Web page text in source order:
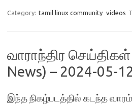
Category: tamil linux community videos
வாராந்திர
News) – 2024-05-
இந்த நிகழ்படத்தில் கடந்த